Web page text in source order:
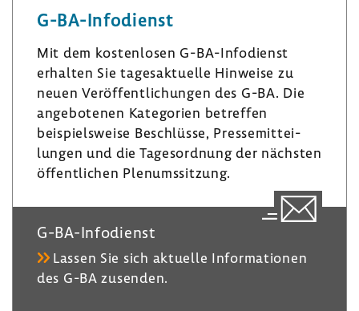
d
n
­
r
a
m
k
G-​BA-Infodienst
Mit dem kosten­losen G-​BA-Infodienst
erhalten Sie tages­ak­tu­elle Hinweise zu
neuen Veröf­fent­li­chungen des G-BA. Die
ange­bo­tenen Kate­go­rien betreffen
beispiels­weise Beschlüsse, Pres­se­mit­tei­
lungen und die Tages­ord­nung der nächsten
öffent­li­chen Plenumssit­zung.
G-​BA-Infodienst
Lassen Sie sich aktu­elle Infor­ma­tionen
des G-BA zusenden.